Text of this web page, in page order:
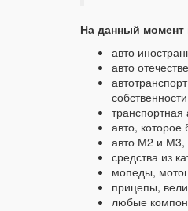
На данный момент
авто
авто
авто,
авто М2 и М3,
средства из
мопеды,
прицепы,
любые